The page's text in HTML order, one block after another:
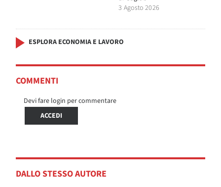
3 Agosto 2026
ESPLORA ECONOMIA E LAVORO
COMMENTI
Devi fare login per commentare
ACCEDI
DALLO STESSO AUTORE